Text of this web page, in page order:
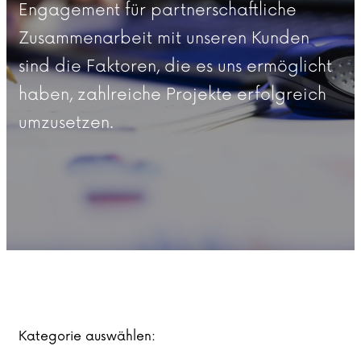
Engagement für partnerschaftliche
Zusammenarbeit mit unseren Kunden
sind die Faktoren, die es uns ermöglicht
haben, zahlreiche Projekte erfolgreich
umzusetzen.
Kategorie auswählen: